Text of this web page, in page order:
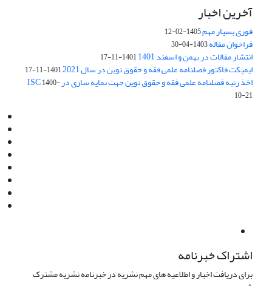
آخرین اخبار
فوری بسیار مهم1405-02-12
فراخوان مقاله1403-04-30
انتشار مقالات در بهمن و اسفند 1401 1401-11-17
ایمپکت فاکتور فصلنامه علمی فقه و حقوق نوین در سال 2021 1401-11-17
اخذ رتبه فصلنامه علمی فقه و حقوق نوین جهت نمایه سازی در ISC1400-
10-21
اشتراک خبرنامه
برای دریافت اخبار و اطلاعیه های مهم نشریه در خبرنامه نشریه مشترک